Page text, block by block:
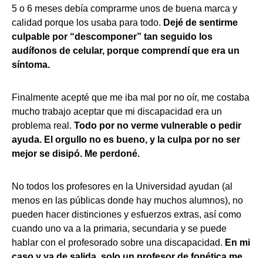
5 o 6 meses debía comprarme unos de buena marca y
calidad porque los usaba para todo. Dejé de sentirme
culpable por “descomponer” tan seguido los
audífonos de celular, porque comprendí que era un
síntoma.
Finalmente acepté que me iba mal por no oír, me costaba
mucho trabajo aceptar que mi discapacidad era un
problema real. Todo por no verme vulnerable o pedir
ayuda. El orgullo no es bueno, y la culpa por no ser
mejor se disipó. Me perdoné.
No todos los profesores en la Universidad ayudan (al
menos en las públicas donde hay muchos alumnos), no
pueden hacer distinciones y esfuerzos extras, así como
cuando uno va a la primaria, secundaria y se puede
hablar con el profesorado sobre una discapacidad. En mi